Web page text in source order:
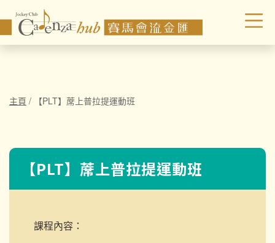
主頁 / 【PLT】蓆上普拉提運動班
【PLT】蓆上普拉提運動班
課程內容：